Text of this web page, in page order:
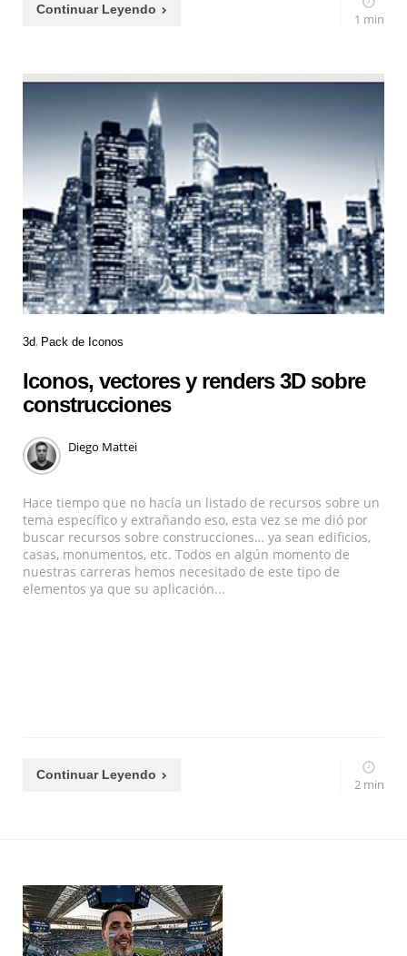
Continuar Leyendo
1 min
3d Pack de Iconos
Iconos, vectores y renders 3D sobre
construcciones
Diego Mattei
Hace tiempo que no hacía un listado de recursos sobre un
tema específico y extrañando eso, esta vez se me dió por
buscar recursos sobre construcciones… ya sean edificios,
casas, monumentos, etc. Todos en algún momento de
nuestras carreras hemos necesitado de este tipo de
elementos ya que su aplicación...
Continuar Leyendo
2 min